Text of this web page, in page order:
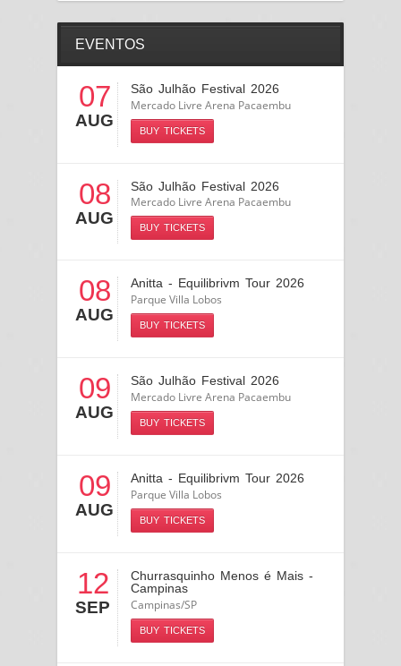
EVENTOS
07
AUG
São Julhão Festival 2026
Mercado Livre Arena Pacaembu
BUY TICKETS
08
AUG
São Julhão Festival 2026
Mercado Livre Arena Pacaembu
BUY TICKETS
08
AUG
Anitta - Equilibrivm Tour 2026
Parque Villa Lobos
BUY TICKETS
09
AUG
São Julhão Festival 2026
Mercado Livre Arena Pacaembu
BUY TICKETS
09
AUG
Anitta - Equilibrivm Tour 2026
Parque Villa Lobos
BUY TICKETS
12
SEP
Churrasquinho Menos é Mais -
Campinas
Campinas/SP
BUY TICKETS